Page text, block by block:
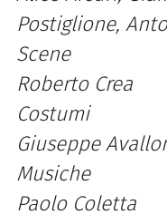
Postiglione,
Scene
Roberto Crea
Costumi
Giuseppe
Musiche
Paolo Coletta